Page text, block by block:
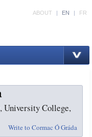
ABOUT | EN | FR
University College,
Write to Cormac Ó Gráda